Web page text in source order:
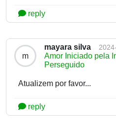
reply
m
mayara silva
Amor Iniciado pela
Perseguido
Atualizem por favor...
reply